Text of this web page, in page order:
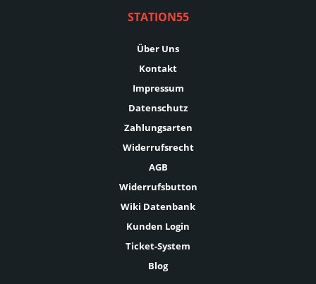
STATION55
Über Uns
Kontakt
Impressum
Datenschutz
Zahlungsarten
Widerrufsrecht
AGB
Widerrufsbutton
Wiki Datenbank
Kunden Login
Ticket-System
Blog